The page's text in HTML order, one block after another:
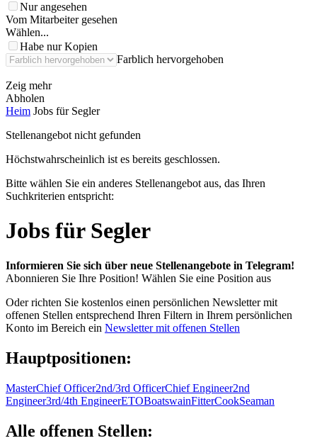
Nur angesehen
Vom Mitarbeiter gesehen
Wählen...
Habe nur Kopien
Farblich hervorgehoben
Zeig mehr
Abholen
Heim Jobs für Segler
Stellenangebot nicht gefunden
Höchstwahrscheinlich ist es bereits geschlossen.
Bitte wählen Sie ein anderes Stellenangebot aus, das Ihren
Suchkriterien entspricht:
Jobs für Segler
Informieren Sie sich über neue Stellenangebote in Telegram!
Abonnieren Sie Ihre Position! Wählen Sie eine Position aus
Oder richten Sie kostenlos einen persönlichen Newsletter mit
offenen Stellen entsprechend Ihren Filtern in Ihrem persönlichen
Konto im Bereich ein Newsletter mit offenen Stellen
Hauptpositionen:
MasterChief Officer2nd/3rd OfficerChief Engineer2nd
Engineer3rd/4th EngineerETOBoatswainFitterCookSeaman
Alle offenen Stellen: